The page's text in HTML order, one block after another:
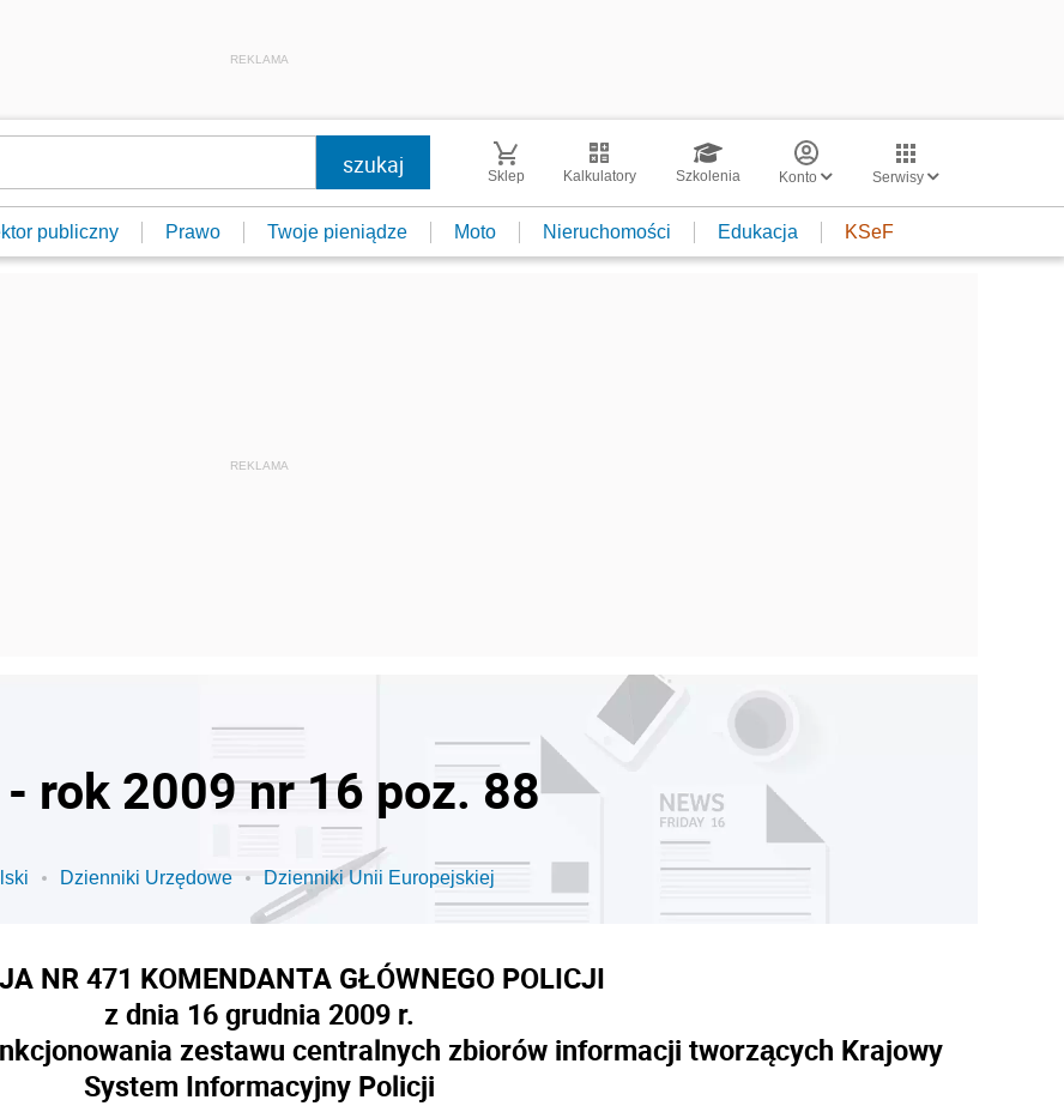
REKLAMA
Sklep Kalkulatory Szkolenia Konto Serwisy
publiczny Prawo Twoje pieniądze Moto Nieruchomości Edukacja KSeF
rok 2009 nr 16 poz. 88
Dzienniki Urzędowe Dzienniki Unii Europejskiej
NR 471 KOMENDANTA GŁÓWNEGO POLICJI
z dnia 16 grudnia 2009 r.
zestawu centralnych zbiorów informacji tworzących Krajowy
System Informacyjny Policji